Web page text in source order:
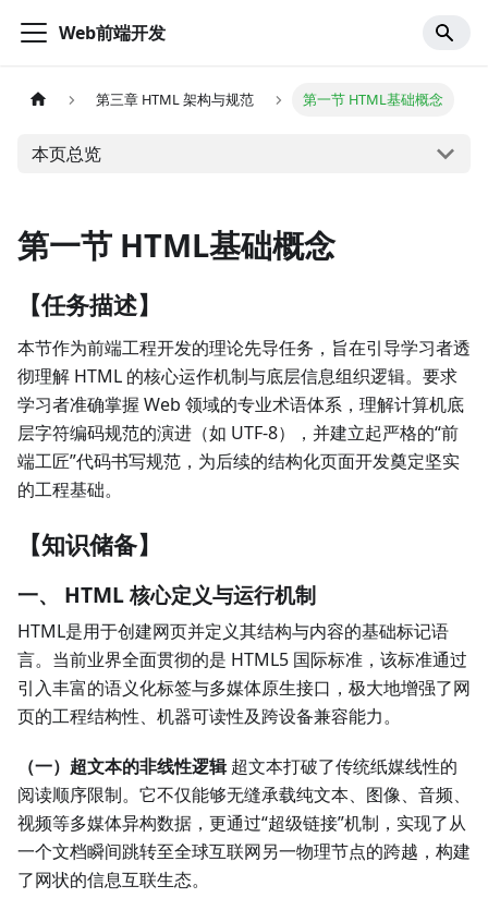
Web前端开发
第三章 HTML 架构与规范 第一节 HTML基础概念
本页总览
第一节 HTML基础概念
【任务描述】
本节作为前端工程开发的理论先导任务，旨在引导学习者透
彻理解 HTML 的核心运作机制与底层信息组织逻辑。要求
学习者准确掌握 Web 领域的专业术语体系，理解计算机底
层字符编码规范的演进（如 UTF-8），并建立起严格的“前
端工匠”代码书写规范，为后续的结构化页面开发奠定坚实
的工程基础。
【知识储备】
一、 HTML 核心定义与运行机制
HTML是用于创建网页并定义其结构与内容的基础标记语
言。当前业界全面贯彻的是 HTML5 国际标准，该标准通过
引入丰富的语义化标签与多媒体原生接口，极大地增强了网
页的工程结构性、机器可读性及跨设备兼容能力。
（一）超文本的非线性逻辑超文本打破了传统纸媒线性的
阅读顺序限制。它不仅能够无缝承载纯文本、图像、音频、
视频等多媒体异构数据，更通过“超级链接”机制，实现了从
一个文档瞬间跳转至全球互联网另一物理节点的跨越，构建
了网状的信息互联生态。